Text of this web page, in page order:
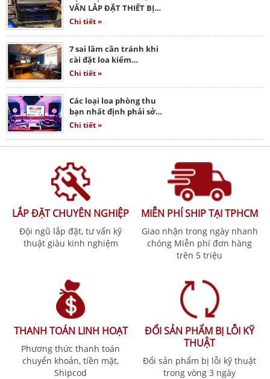
VẤN LẮP ĐẶT THIẾT BỊ…
Chi tiết »
7 sai lầm cần tránh khi
cài đặt loa kiểm…
Chi tiết »
Các loại loa phòng thu
bạn nhất định phải sở…
Chi tiết »
LẮP ĐẶT CHUYÊN NGHIỆP
Đội ngũ lắp đặt, tư vấn kỹ
thuật giàu kinh nghiệm
MIỄN PHÍ SHIP TẠI TPHCM
Giao nhận trong ngày nhanh
chóng Miễn phí đơn hàng
trên 5 triệu
THANH TOÁN LINH HOẠT
Phương thức thanh toán
chuyển khoản, tiền mặt,
Shipcod
ĐỔI SẢN PHẨM BỊ LỖI KỸ
THUẬT
Đổi sản phẩm bị lỗi kỹ thuật
trong vòng 3 ngày